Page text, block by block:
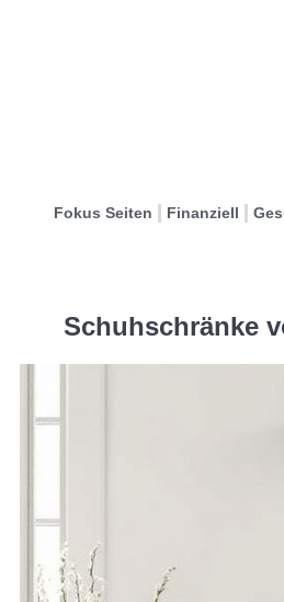
Fokus Seiten Finanziell
Schuhschränke